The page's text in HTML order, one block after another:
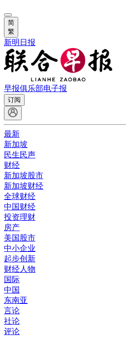
简
繁
新明日报
早报俱乐部电子报
订阅
最新
新加坡
民生民声
财经
新加坡股市
新加坡财经
全球财经
中国财经
投资理财
房产
美国股市
中小企业
起步创新
财经人物
国际
中国
东南亚
言论
社论
评论